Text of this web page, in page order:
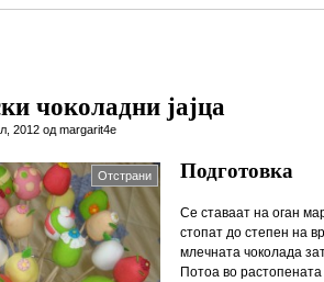
чоколадни јајца
2012 од margarit4e
Отстрани Подготовка
Се ставаат на оган
стопат до степен на
млечната чоколада
Потоа во